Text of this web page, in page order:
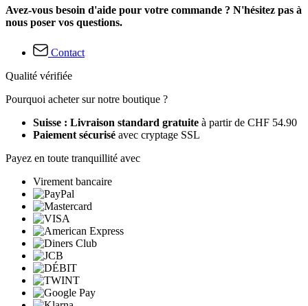
Avez-vous besoin d'aide pour votre commande ? N'hésitez pas à
nous poser vos questions.
Contact
Qualité vérifiée
Pourquoi acheter sur notre boutique ?
Suisse : Livraison standard gratuite à partir de CHF 54.90
Paiement sécurisé avec cryptage SSL
Payez en toute tranquillité avec
Virement bancaire